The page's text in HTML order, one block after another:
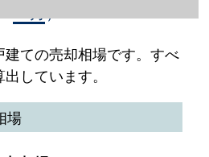
ての売却相場です。すべ
しています。
場